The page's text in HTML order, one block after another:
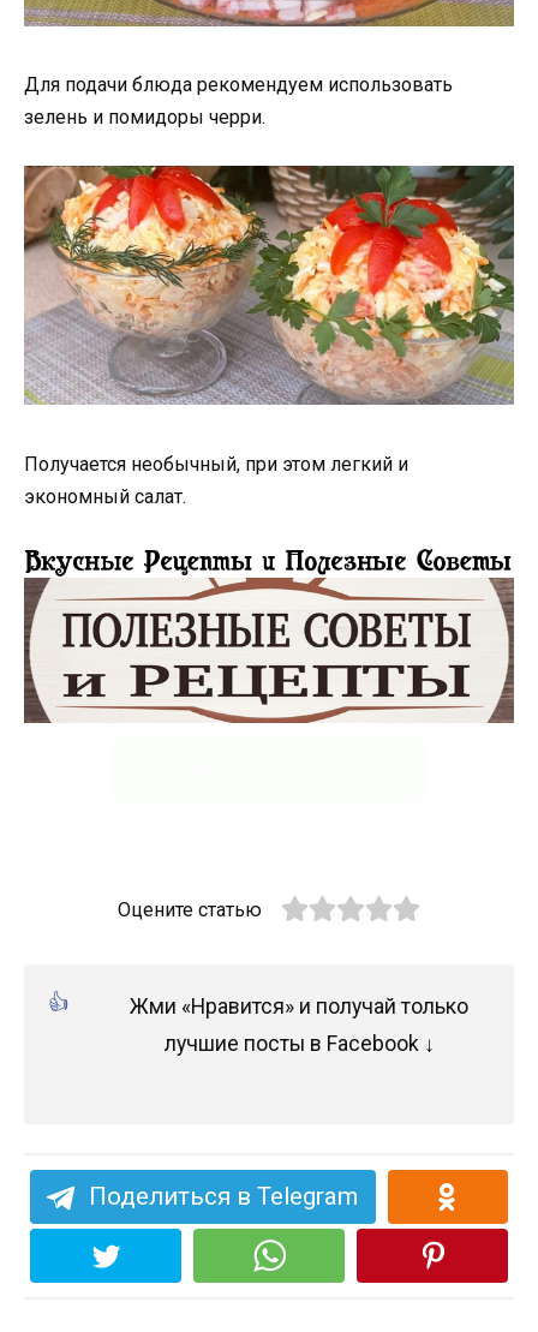
Для подачи блюда рекомендуем использовать
зелень и помидоры черри.
Получается необычный, при этом легкий и
экономный салат.
Оцените статью
Жми «Нравится» и получай только
лучшие посты в Facebook ↓
Поделиться в Telegram